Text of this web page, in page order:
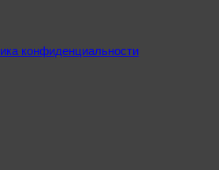
конфиденциальности